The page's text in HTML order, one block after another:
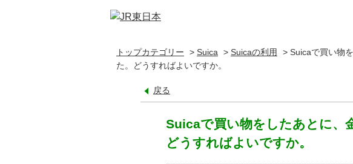
トップカテゴリー > Suica > Suicaの利用 > Suicaで買い物
た。どうすればよいですか。
戻る
Suicaで買い物をしたあとに、
どうすればよいですか。